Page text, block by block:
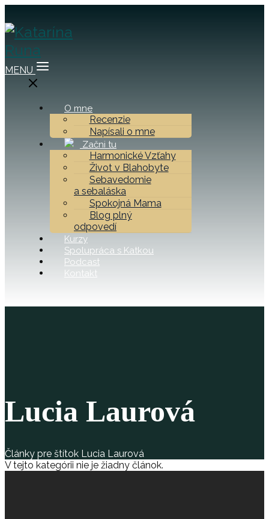
MENU
O mne
Recenzie
Napísali o mne
Začni tu
Harmonické Vzťahy
Život v Blahobyte
Sebavedomie
a sebaláska
Spokojná Mama
Blog plný
odpovedí
Kurzy
Spolupráca s Katkou
Podcast
Kontakt
Lucia Laurová
Články pre štítok Lucia Laurová
V tejto kategórii nie je žiadny článok.